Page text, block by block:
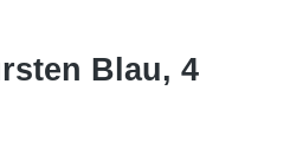
Blau, 4